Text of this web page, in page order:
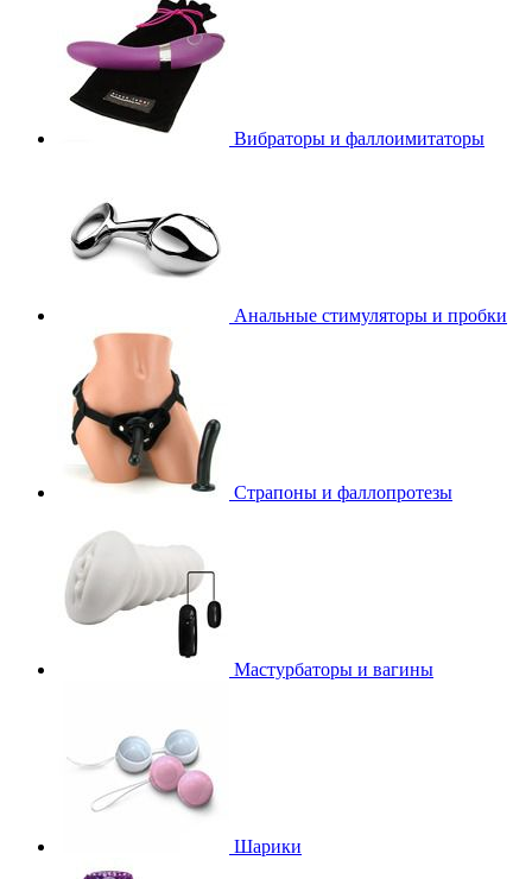
Вибраторы и фаллоимитаторы
Анальные стимуляторы и пробки
Страпоны и фаллопротезы
Мастурбаторы и вагины
Шарики